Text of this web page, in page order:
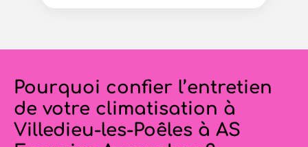
Pourquoi confier l’entretien
de votre climatisation à
Villedieu-les-Poêles à AS